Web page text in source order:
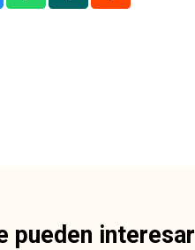
pueden interesar